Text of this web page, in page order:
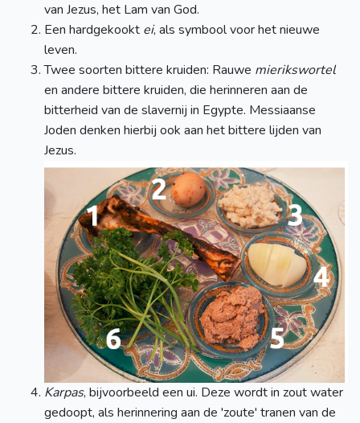
van Jezus, het Lam van God.
Een hardgekookt ei, als symbool voor het nieuwe
leven.
Twee soorten bittere kruiden: Rauwe mierikswortel
en andere bittere kruiden, die herinneren aan de
bitterheid van de slavernij in Egypte. Messiaanse
Joden denken hierbij ook aan het bittere lijden van
Jezus.
Karpas, bijvoorbeeld een ui. Deze wordt in zout water
gedoopt, als herinnering aan de 'zoute' tranen van de